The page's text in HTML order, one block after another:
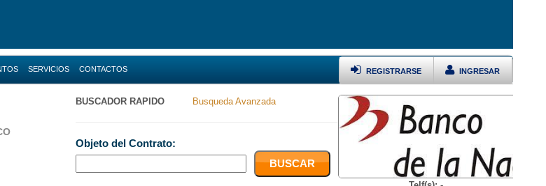
SERVICIOS CONTACTOS INGRESAR
REGISTRARSE
BUSCADOR RAPIDO Busqueda Avanzada
Objeto del Contrato: